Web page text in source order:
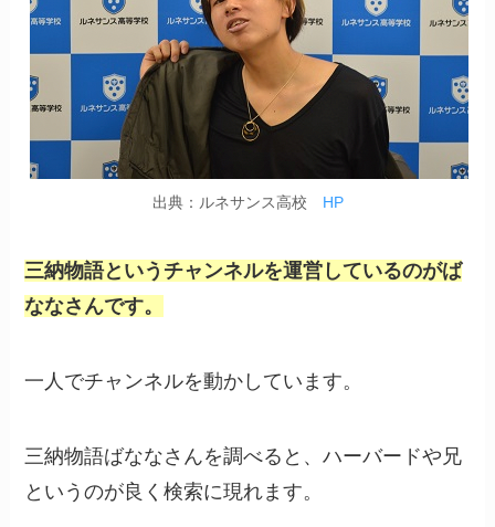
出典：ルネサンス高校 HP
三納物語というチャンネルを運営しているのがば
ななさんです。
一人でチャンネルを動かしています。
三納物語ばななさんを調べると、ハーバードや兄
というのが良く検索に現れます。